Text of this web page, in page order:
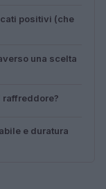
positivi (che
una scelta
raffreddore?
e duratura